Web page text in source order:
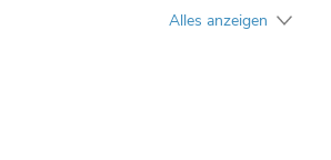
Alles anzeigen